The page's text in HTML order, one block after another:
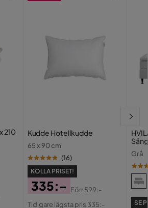
210
Kudde Hotellkudde
65 x 90 cm
(16)
KOLLA PRISET!
Pris
335:-
Original
Förr599:-
Tidigare lägsta pris 335:-
Grå
SE